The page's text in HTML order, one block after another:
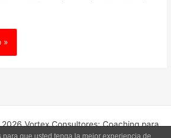
Vortex Consultores: Coaching para
para que usted tenga la mejor experiencia de